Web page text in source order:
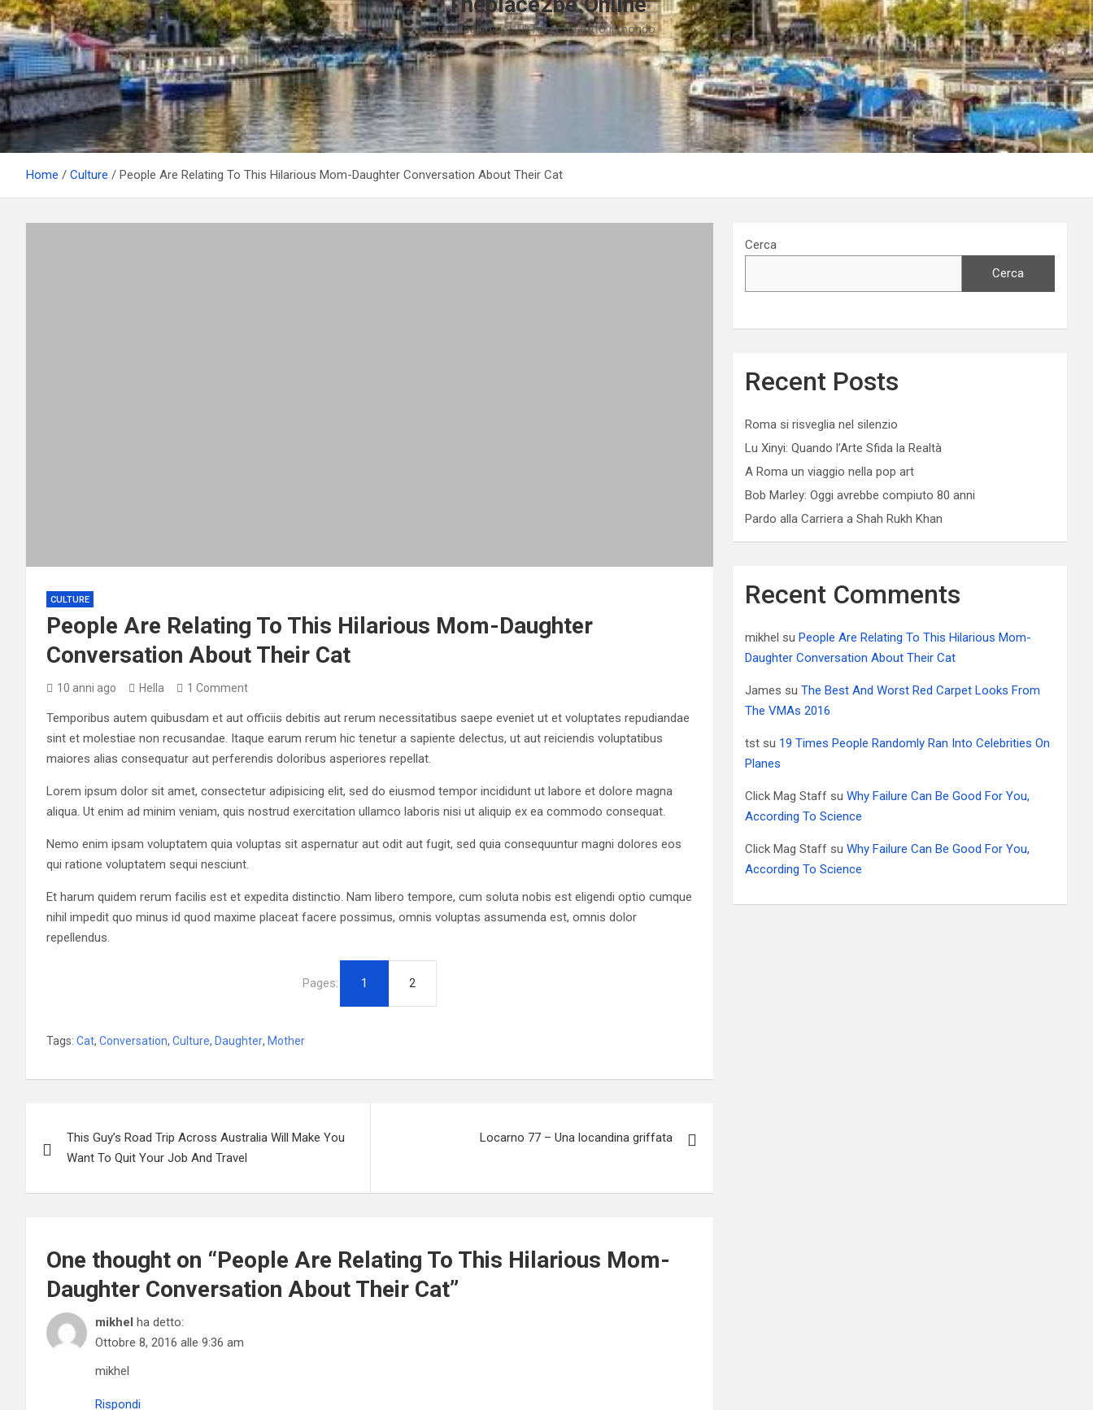
un viaggio coi TikToker da tutto il mondo
Home Culture People Are Relating To This Hilarious Mom-Daughter Conversation About Their Cat
CULTURE
People Are Relating To This Hilarious Mom-Daughter
Conversation About Their Cat
10 anni ago Hella 1 Comment
Temporibus autem quibusdam et aut officiis debitis aut rerum necessitatibus saepe eveniet ut et voluptates repudiandae
sint et molestiae non recusandae. Itaque earum rerum hic tenetur a sapiente delectus, ut aut reiciendis voluptatibus
maiores alias consequatur aut perferendis doloribus asperiores repellat.
Lorem ipsum dolor sit amet, consectetur adipisicing elit, sed do eiusmod tempor incididunt ut labore et dolore magna
aliqua. Ut enim ad minim veniam, quis nostrud exercitation ullamco laboris nisi ut aliquip ex ea commodo consequat.
Nemo enim ipsam voluptatem quia voluptas sit aspernatur aut odit aut fugit, sed quia consequuntur magni dolores eos
qui ratione voluptatem sequi nesciunt.
Et harum quidem rerum facilis est et expedita distinctio. Nam libero tempore, cum soluta nobis est eligendi optio cumque
nihil impedit quo minus id quod maxime placeat facere possimus, omnis voluptas assumenda est, omnis dolor
repellendus.
Pages: 1 2
Tags: Cat, Conversation, Culture, Daughter, Mother
articoli
This Guy’s Road Trip Across Australia Will Make You
Want To Quit Your Job And Travel
Locarno 77 – Una locandina griffata
One thought on “People Are Relating To This Hilarious Mom-
Daughter Conversation About Their Cat”
mikhel ha detto:
Ottobre 8, 2016 alle 9:36 am
mikhel
Rispondi
Cerca
Cerca
Recent Posts
Roma si risveglia nel silenzio
Lu Xinyi: Quando l’Arte Sfida la Realtà
A Roma un viaggio nella pop art
Bob Marley: Oggi avrebbe compiuto 80 anni
Pardo alla Carriera a Shah Rukh Khan
Recent Comments
mikhel su People Are Relating To This Hilarious Mom-
Daughter Conversation About Their Cat
James suThe Best And Worst Red Carpet Looks From
The VMAs 2016
tst su 19 Times People Randomly Ran Into Celebrities On
Planes
Click Mag Staff suWhy Failure Can Be Good For You,
According To Science
Click Mag Staff suWhy Failure Can Be Good For You,
According To Science